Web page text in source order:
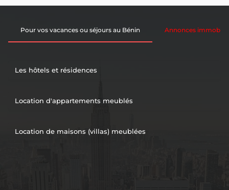
Pour vos vacances ou séjours au Bénin Annonces
Les hôtels et résidences
Location d'appartements meublés
Location de maisons (villas) meublées